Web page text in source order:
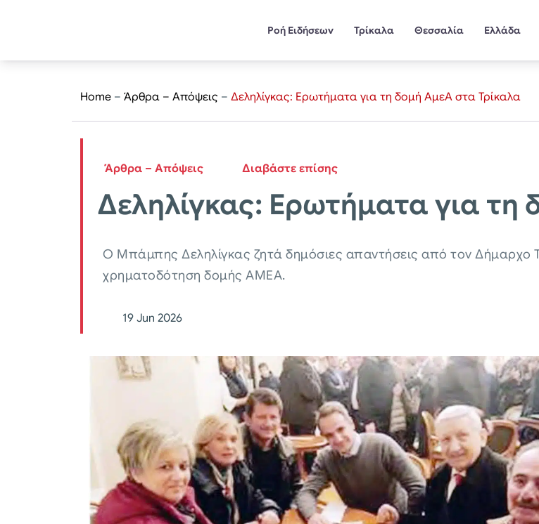
Ροή Ειδήσεων Τρίκαλα Θεσσαλία Ελλάδα
Home – Άρθρα – Απόψεις – Δεληλίγκας: Ερωτήματα για τη δομή ΑμεΑ στα Τρίκαλα
Άρθρα – Απόψεις Διαβάστε επίσης
Δεληλίγκας: Ερωτήματα για τη
Ο Μπάμπης Δεληλίγκας ζητά δημόσιες απαντήσεις από τον Δήμαρχο
χρηματοδότηση δομής ΑΜΕΑ.
19 Jun 2026